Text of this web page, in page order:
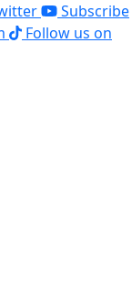
Subscribe
Follow us on